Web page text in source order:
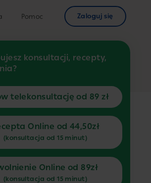
Pomoc Zaloguj się
konsultacji, recepty,
telekonsultację od 89 zł
Online od 44,50zł
(konsultacja od 15 minut)
Online od 89zł
(konsultacja od 15 minut)